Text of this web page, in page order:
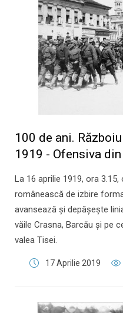
100 de ani.
1919 - Ofensiva
La 16 aprilie 1919, ora
românească de izbire
avansează și depășește
văile Crasna, Barcău şi pe
valea Tisei.
17 Aprilie 2019